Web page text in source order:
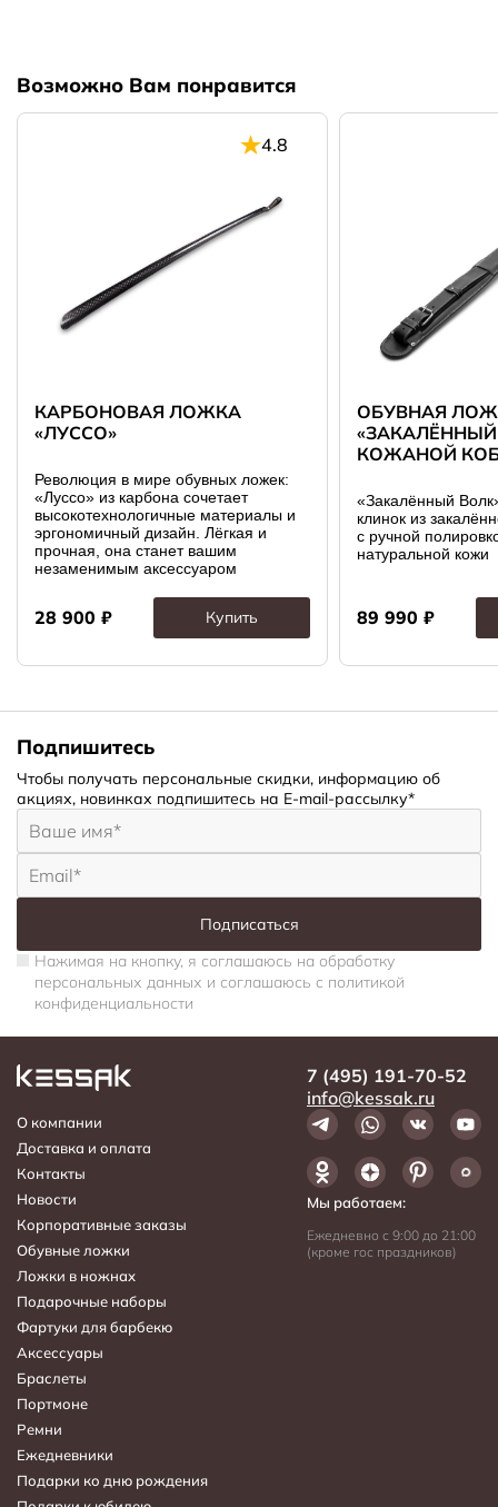
Возможно Вам понравится
4.8
КАРБОНОВАЯ ЛОЖКА
«ЛУССО»
Революция в мире обувных ложек:
«Луссо» из карбона сочетает
высокотехнологичные материалы и
эргономичный дизайн. Лёгкая и
прочная, она станет вашим
незаменимым аксессуаром
28 900 ₽ Купить
ОБУВНАЯ
КОЖАНОЙ
«Закалённый
клинок из
с ручной
натуральной кожи
89 990 ₽
Подпишитесь
Чтобы получать персональные скидки, информацию об
акциях, новинках подпишитесь на E-mail-рассылку*
Подписаться
Нажимая на кнопку, я соглашаюсь на обработку
персональных данных и соглашаюсь c политикой
конфиденциальности
О компании
Доставка и оплата
Контакты
Новости
Корпоративные заказы
Обувные ложки
Ложки в ножнах
Подарочные наборы
Фартуки для барбекю
Аксессуары
Браслеты
Портмоне
Ремни
Ежедневники
Подарки ко дню рождения
7 (495) 191-70-52
Мы работаем:
Ежедневно с 9:00 до 21:00
(кроме гос праздников)
info@kessak.ru